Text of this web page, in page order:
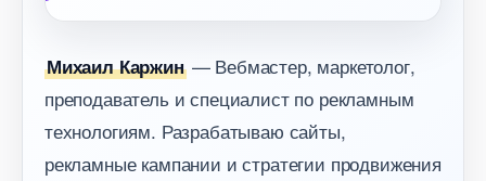
Михаил Каржин— Вебмастер, маркетолог,
преподаватель и специалист по рекламным
технологиям. Разрабатываю сайты,
рекламные кампании и стратегии продвижения